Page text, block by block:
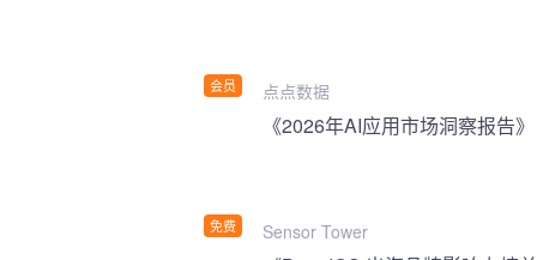
会员 点点数据
免费
《2026年AI应用市场洞察报告》
Sensor Tower